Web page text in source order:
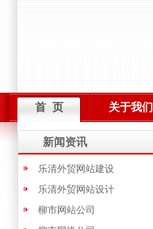
首 页 关于我们
新闻资讯
乐清外贸网站建设
乐清外贸网站设计
柳市网站公司